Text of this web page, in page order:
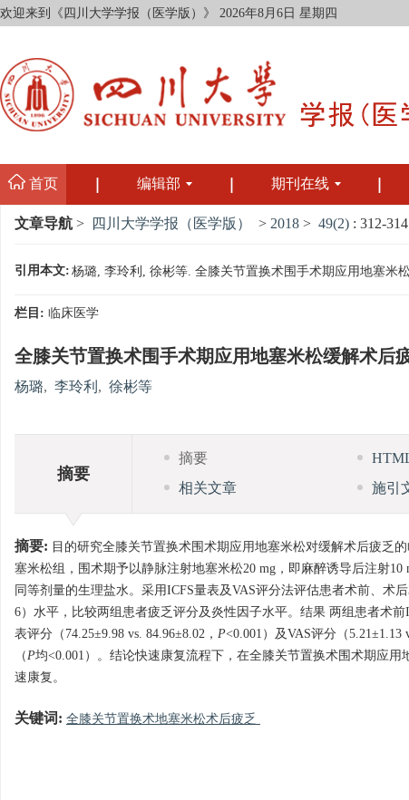
欢迎来到《四川大学学报（医学版）》 2026年8月6日 星期四
首页 编辑部 期刊在线
文章导航 > 四川大学学报（医学版） > 2018 > 49(2) : 312-
引用本文:杨璐, 李玲利, 徐彬等. 全膝关节置换术围手术期应用地塞米
栏目: 临床医学
全膝关节置换术围手术期应用地塞米松缓解术后
杨璐, 李玲利, 徐彬等
摘要
摘要
相关文章
施引
摘要: 目的研究全膝关节置换术围术期应用地塞米松对缓解术后疲乏
塞米松组，围术期予以静脉注射地塞米松20 mg，即麻醉诱导后注射
同等剂量的生理盐水。采用ICFS量表及VAS评分法评估患者术前、术
6）水平，比较两组患者疲乏评分及炎性因子水平。结果 两组患者术
表评分（74.25±9.98 vs. 84.96±8.02， P<0.001）及VAS评分（5.21±1.13
（P均<0.001）。结论快速康复流程下，在全膝关节置换术围术期应
速康复。
关键词: 全膝关节置换术地塞米松术后疲乏